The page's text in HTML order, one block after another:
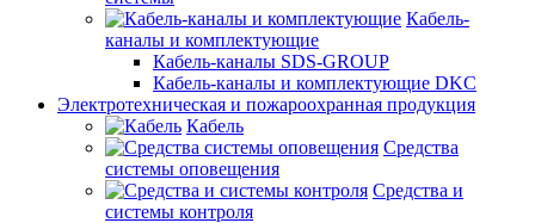
Кабель-
каналы и комплектующие
Кабель-каналы SDS-GROUP
Кабель-каналы и комплектующие DKC
Электротехническая и пожароохранная продукция
Кабель
Средства
системы оповещения
Средства и
системы контроля